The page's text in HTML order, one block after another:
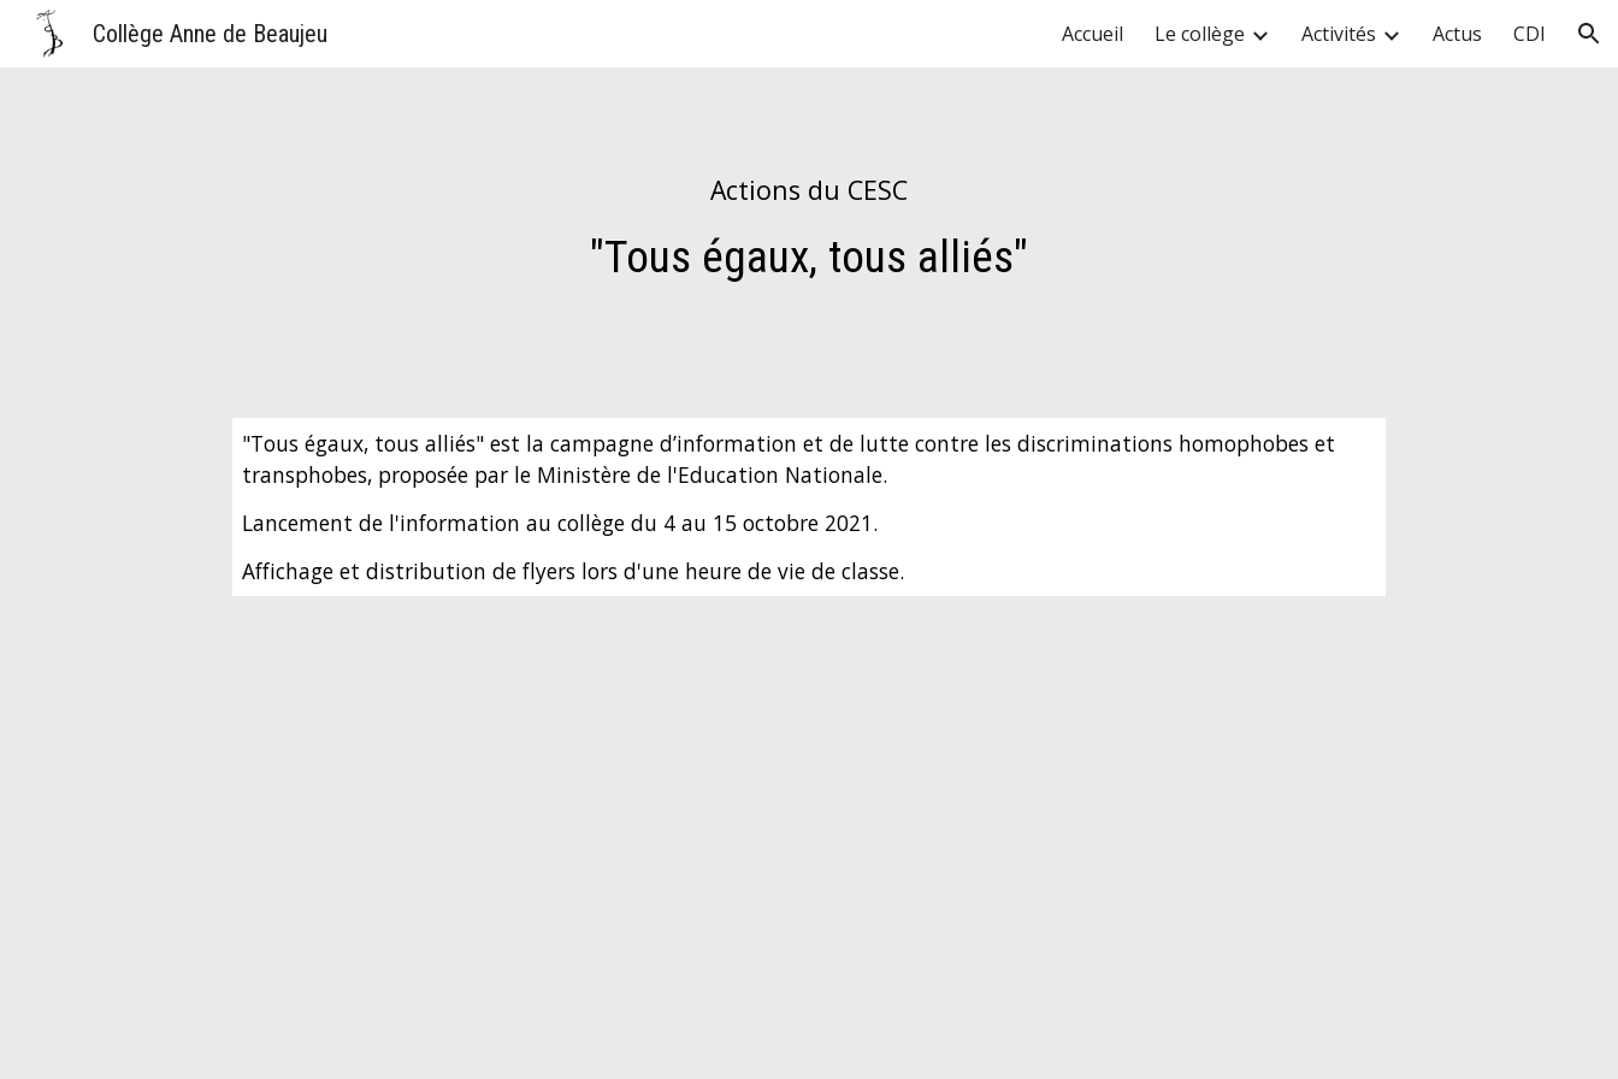
Skip to navigation
Collège Anne de Beaujeu Accueil Le collège Activités Actus CDI
Actions du CESC
"Tous égaux, tous alliés"
"Tous égaux, tous alliés" est la campagne d’information et de lutte contre les discriminations homophobes et
transphobes, proposée par le Ministère de l'Education Nationale.
Lancement de l'information au collège du 4 au 15 octobre 2021.
Affichage et distribution de flyers lors d'une heure de vie de classe.